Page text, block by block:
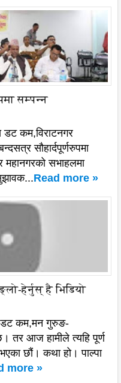
सम्पन्न
डट कम,विराटनगर
सौहार्दपूर्णरुपमा
महानगरको सभाहलमा
Read more »
हेर्नुस् है भिडियो
डट कम,मन गुरुङ-
तर आज हामीले त्यहि पूर्ण
छौं। कथा हो। पाल्पा
more »